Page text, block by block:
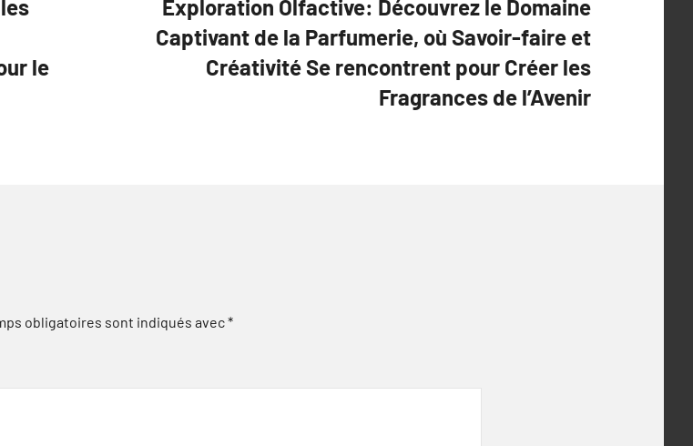
le
Exploration Olfactive: Découvrez le Domaine
Captivant de la Parfumerie, où Savoir-faire et
Créativité Se rencontrent pour Créer les
Fragrances de l’Avenir
obligatoires sont indiqués avec*